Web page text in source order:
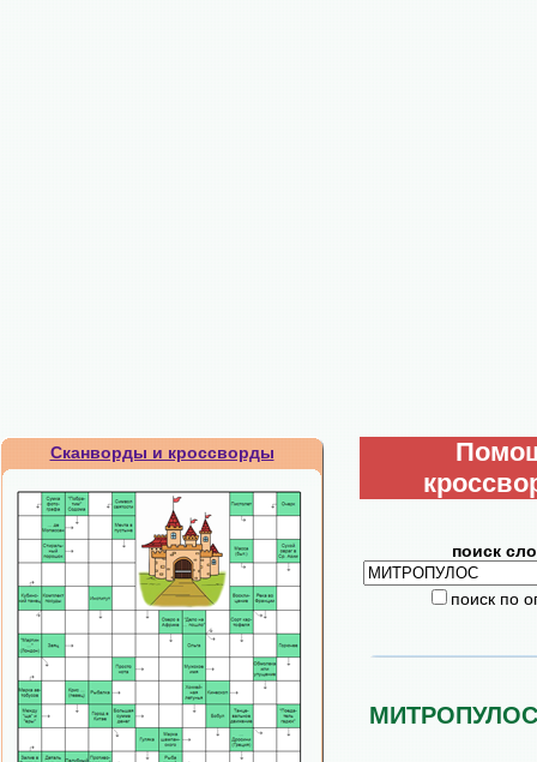
Сканворды и кроссворды
поиск
поиск по
МИТРОПУЛОС